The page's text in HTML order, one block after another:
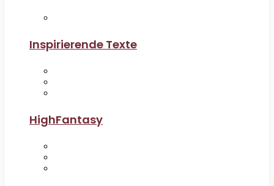
Inspirierende Texte
HighFantasy